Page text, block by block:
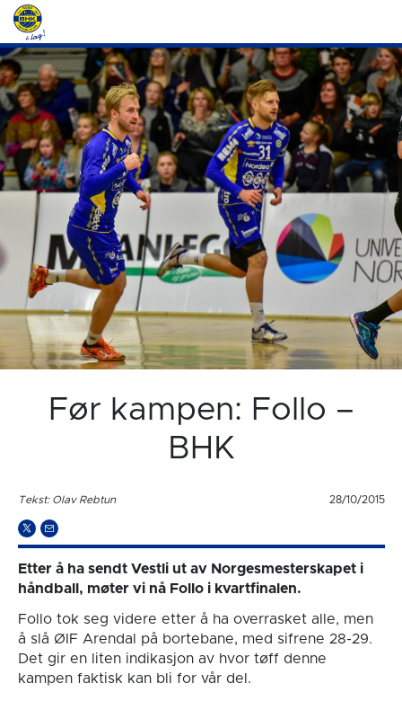
Før kampen: Follo –
BHK
Tekst: Olav Rebtun 28/10/2015
Etter å ha sendt Vestli ut av Norgesmesterskapet i
håndball, møter vi nå Follo i kvartfinalen.
Follo tok seg videre etter å ha overrasket alle, men
å slå ØIF Arendal på bortebane, med sifrene 28-29.
Det gir en liten indikasjon av hvor tøff denne
kampen faktisk kan bli for vår del.